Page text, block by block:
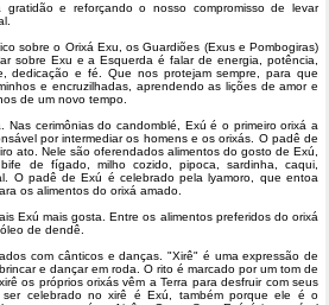
gratidão e reforçando o nosso compromisso de levar
sobre o Orixá Exu, os Guardiões (Exus e Pombogiras)
sobre Exu e a Esquerda é falar de energia, potência,
dedicação e fé. Que nos protejam sempre, para que
e encruzilhadas, aprendendo as lições de amor e
de um novo tempo.
Nas cerimônias do candomblé, Exú é o primeiro orixá a
por intermediar os homens e os orixás. O padê de
ato. Nele são oferendados alimentos do gosto de Exú,
de fígado, milho cozido, pipoca, sardinha, caqui,
O padê de Exú é celebrado pela lyamoro, que entoa
os alimentos do orixá amado.
Exú mais gosta. Entre os alimentos preferidos do orixá
de dendê.
com cânticos e danças. "Xirê" é uma expressão de
e dançar em roda. O rito é marcado por um tom de
os próprios orixás vêm a Terra para desfruir com seus
ser celebrado no xirê é Exú, também porque ele é o